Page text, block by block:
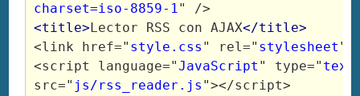
charset=iso-8859-1" />
<title> Lector RSS con AJAX</title>
<link href=" style.css " rel=" stylesheet "
<script language="JavaScript " type="
src=" js/rss_reader.js "></script>